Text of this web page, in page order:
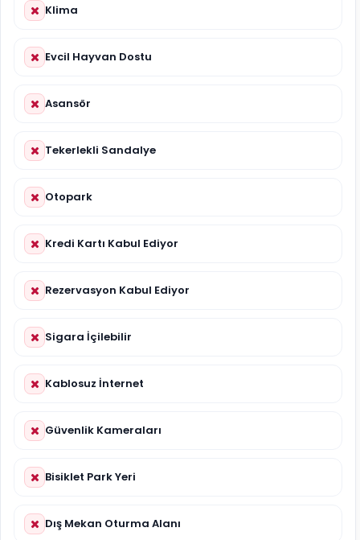
Klima
Evcil Hayvan Dostu
Asansör
Tekerlekli Sandalye
Otopark
Kredi Kartı Kabul Ediyor
Rezervasyon Kabul Ediyor
Sigara İçilebilir
Kablosuz İnternet
Güvenlik Kameraları
Bisiklet Park Yeri
Dış Mekan Oturma Alanı